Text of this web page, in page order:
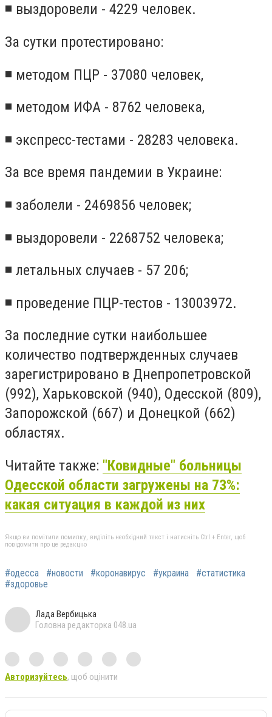
◾ выздоровели - 4229 человек.
За сутки протестировано:
◾ методом ПЦР - 37080 человек,
◾ методом ИФА - 8762 человека,
◾ экспресс-тестами - 28283 человека.
За все время пандемии в Украине:
◾ заболели - 2469856 человек;
◾ выздоровели - 2268752 человека;
◾ летальных случаев - 57 206;
◾ проведение ПЦР-тестов - 13003972.
За последние сутки наибольшее
количество подтвержденных случаев
зарегистрировано в Днепропетровской
(992), Харьковской (940), Одесской (809),
Запорожской (667) и Донецкой (662)
областях.
Читайте также: "Ковидные" больницы
Одесской области загружены на 73%:
какая ситуация в каждой из них
Якщо ви помітили помилку, виділіть необхідний текст і натисніть Ctrl + Enter, щоб
повідомити про це редакцію
#одесса #новости #коронавирус #украина
#статистика
#здоровье
Лада Вербицька
Головна редакторка 048.ua
Авторизуйтесь, щоб оцінити